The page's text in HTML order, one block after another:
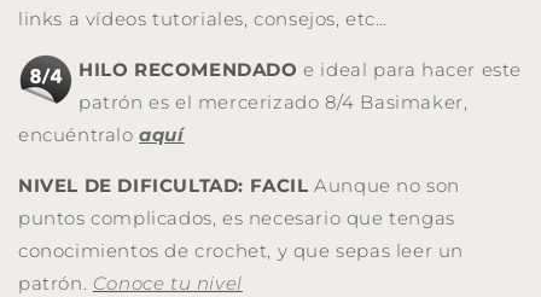
links a vídeos tutoriales, consejos, etc…
HILO RECOMENDADOe ideal para hacer este
patrón es el mercerizado 8/4 Basimaker,
encuéntraloaquí
NIVEL DE DIFICULTAD: FACIL Aunque no son
puntos complicados, es necesario que tengas
conocimientos de crochet, y que sepas leer un
patrón. Conoce tu nivel